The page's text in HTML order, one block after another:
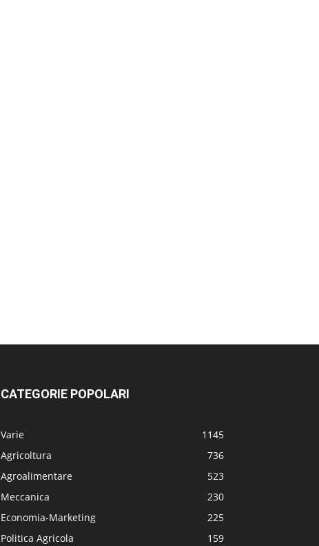
CATEGORIE POPOLARI
Varie
1145
Agricoltura
736
Agroalimentare
523
Meccanica
230
Economia-Marketing
225
Politica Agricola
159